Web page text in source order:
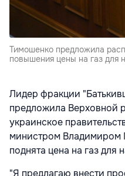
Тимошенко предложила
повышения цены на газ для
Лидер фракции
предложила Верховной
украинское
министром Владимиром
поднята цена на газ для
"Я предлагаю внести